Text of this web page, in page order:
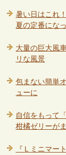
暑い日はこれ
夏の定番にな
大量の巨大風
リな風景
包まない簡単
ューに
自信をもって
柑橘ゼリーが
『Ｌミニマー